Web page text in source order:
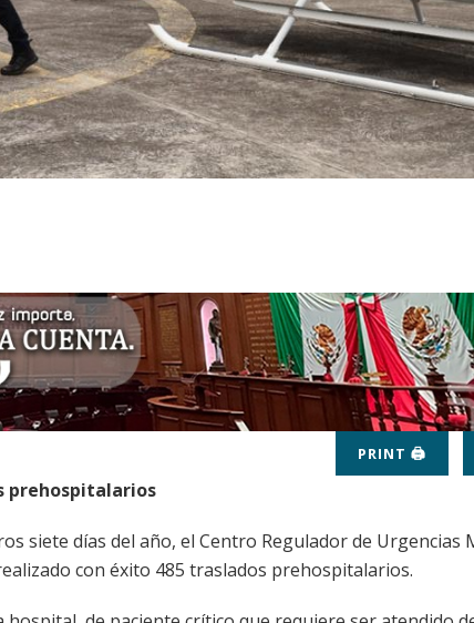
PRINT 🖨
prehospitalarios
siete días del año, el Centro Regulador de Urgencias
con éxito 485 traslados prehospitalarios.